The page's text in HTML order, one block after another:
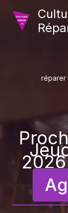
contenu
réparer